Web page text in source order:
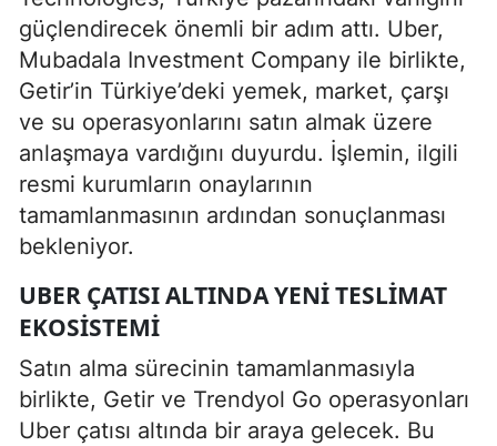
güçlendirecek önemli bir adım attı. Uber,
Mubadala Investment Company ile birlikte,
Getir’in Türkiye’deki yemek, market, çarşı
ve su operasyonlarını satın almak üzere
anlaşmaya vardığını duyurdu. İşlemin, ilgili
resmi kurumların onaylarının
tamamlanmasının ardından sonuçlanması
bekleniyor.
UBER ÇATISI ALTINDA YENI TESLIMAT
EKOSISTEMI
Satın alma sürecinin tamamlanmasıyla
birlikte, Getir ve Trendyol Go operasyonları
Uber çatısı altında bir araya gelecek. Bu